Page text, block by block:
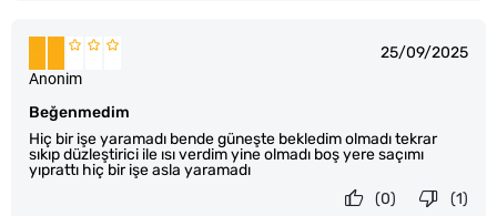
25/09/2025
Beğenmedim
Hiç bir işe yaramadı bende güneşte bekledim olmadı tekrar
sıkıp düzleştirici ile ısı verdim yine olmadı boş yere saçımı
yıprattı hiç bir işe asla yaramadı
Anonim
(1)
(0)